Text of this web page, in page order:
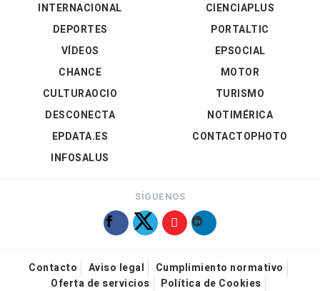
INTERNACIONAL
DEPORTES
VÍDEOS
CIENCIAPLUS
PORTALTIC
EPSOCIAL
CHANCE
CULTURAOCIO
DESCONECTA
EPDATA.ES
INFOSALUS
MOTOR
TURISMO
NOTIMÉRICA
CONTACTOPHOTO
SÍGUENOS
Contacto Aviso legal
Cumplimiento normativo
Oferta de servicios
Política de Cookies